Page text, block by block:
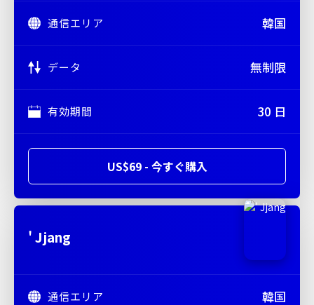
通信エリア 韓国
データ 無制限
有効期間 30 日
US$69 - 今すぐ購入
' Jjang
通信エリア 韓国